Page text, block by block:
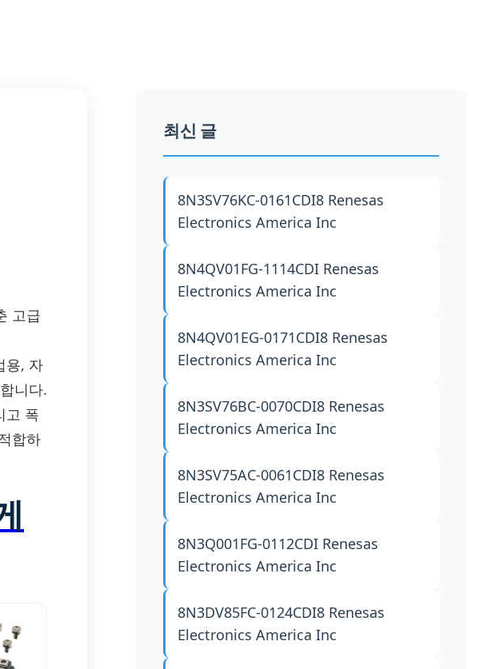
고급
용, 자
니다.
고 폭
합하
최신 글
8N3SV76KC-0161CDI8 Renesas
Electronics America Inc
8N4QV01FG-1114CDI Renesas
Electronics America Inc
8N4QV01EG-0171CDI8 Renesas
Electronics America Inc
8N3SV76BC-0070CDI8 Renesas
Electronics America Inc
8N3SV75AC-0061CDI8 Renesas
Electronics America Inc
8N3Q001FG-0112CDI Renesas
Electronics America Inc
8N3DV85FC-0124CDI8 Renesas
Electronics America Inc